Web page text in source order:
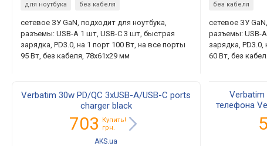
для ноутбука
без кабеля
сетевое ЗУ GaN, подходит для ноутбука,
разъемы: USB-A 1 шт, USB-C 3 шт, быстрая
зарядка, PD3.0, на 1 порт 100 Вт, на все порты
95 Вт, без кабеля, 78x61x29 мм
без кабеля
сетевое ЗУ
разъемы: USB-
зарядка,
60 Вт, без
Verbatim 30w PD/QC 3xUSB-A/USB-C ports
charger black
703
Купить!
грн.
AKS.ua
Verbatim
телефона